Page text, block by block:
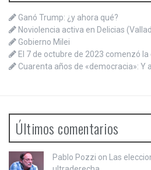
Ganó Trump: ¿y ahora qué?
Noviolencia activa en Delicias
Gobierno Milei
El 7 de octubre de 2023 comenzó
Cuarenta años de «democracia»: Y
Últimos comentarios
Pablo Pozzi on Las